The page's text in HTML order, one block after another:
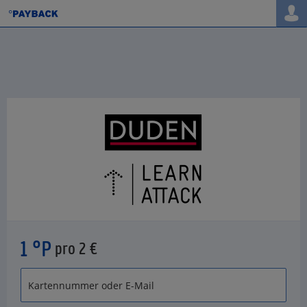
1 °P pro 2 €